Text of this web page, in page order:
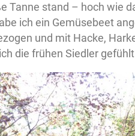
Tanne stand – hoch wie
ich ein Gemüsebeet
und mit Hacke,
die frühen Siedler